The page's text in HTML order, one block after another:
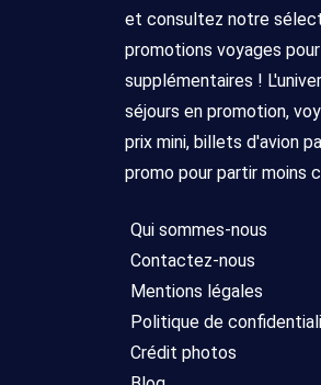
et consultez notre
promotions voyages
supplémentaires !
séjours en promotion,
prix mini, billets d'avion
promo pour partir moins
Qui sommes-nous
Contactez-nous
Mentions légales
Politique de
Crédit photos